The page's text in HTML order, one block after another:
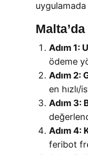
Malta’da
Adım 1:
ödeme
Adım 2:
en hızlı/
Adım 3:
Adım 4:
feribot